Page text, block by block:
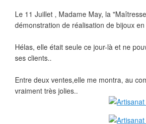
Le 11 Juillet , Madame May, la
démonstration de réalisation de bijoux
Hélas, elle était seule ce jour-là et ne
ses clients..
Entre deux ventes,elle me montra, au
vraiment très jolies..